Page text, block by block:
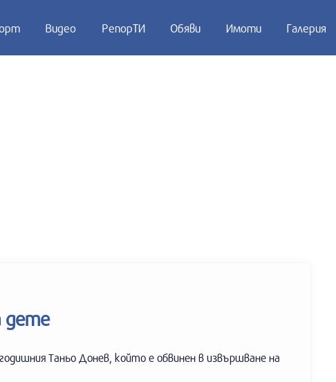
Видео РепорТИ Обяви Имоти Галерия
дете
Таньо Донев, който е обвинен в извършване на